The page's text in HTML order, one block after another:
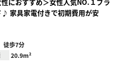
性におすすめ＞女性人気NO.１ブラ
♪ 家具家電付きで初期費用が安
徒歩7分
20.9m²